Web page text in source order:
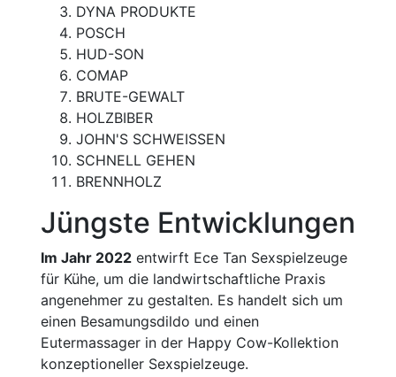
DYNA PRODUKTE
POSCH
HUD-SON
COMAP
BRUTE-GEWALT
HOLZBIBER
JOHN'S SCHWEISSEN
SCHNELL GEHEN
BRENNHOLZ
Jüngste Entwicklungen
Im Jahr 2022 entwirft Ece Tan Sexspielzeuge
für Kühe, um die landwirtschaftliche Praxis
angenehmer zu gestalten. Es handelt sich um
einen Besamungsdildo und einen
Eutermassager in der Happy Cow-Kollektion
konzeptioneller Sexspielzeuge.